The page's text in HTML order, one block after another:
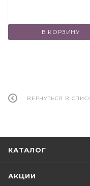
В КОРЗИНУ
ВЕРНУТЬСЯ В
КАТАЛОГ
АКЦИИ